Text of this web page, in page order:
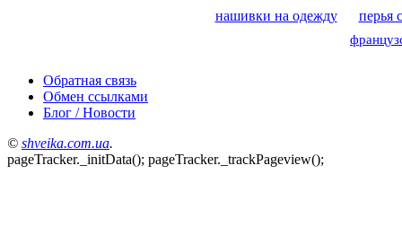
нашивки на одежду перья
Обратная связь
Обмен ссылками
Блог / Новости
© shveika.сom.ua.
pageTracker._initData(); pageTracker._trackPageview();